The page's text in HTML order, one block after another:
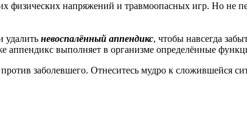
физических напряжений и травмоопасных игр. Но не
удалить невоспалённый аппендикс, чтобы навсегда
аппендикс выполняет в организме определённые
заболевшего. Отнеситесь мудро к сложившейся